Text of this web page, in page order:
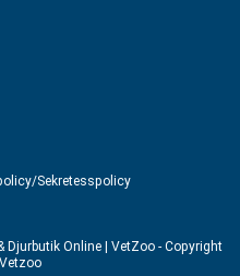
Djurbutik Online | VetZoo - Copyright
Sekretesspolicy